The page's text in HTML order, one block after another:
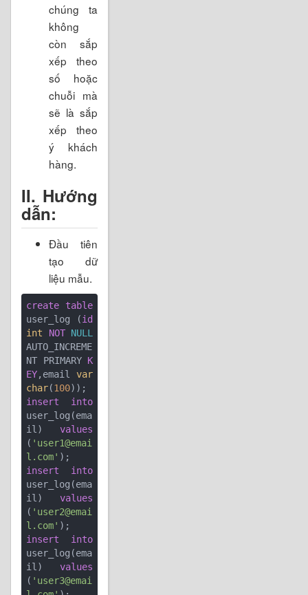
chúng ta
không
còn sắp
xếp theo
số hoặc
chuỗi mà
sẽ là sắp
xếp theo
ý khách
hàng.
II. Hướng
dẫn:
Đầu tiên
tạo dữ
liệu mẫu.
create
table
user_log (id
int
NOT NULL
AUTO_INCREME
NT PRIMARY K
EY,email var
char(100
insert
into
user_log(ema
il) values
( 'user1@emai
l.com'
insert
into
user_log(ema
il) values
( 'user2@emai
l.com'
insert
into
user_log(ema
il) values
( 'user3@emai